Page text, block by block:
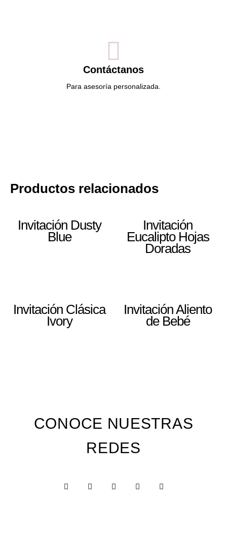
Contáctanos
Para asesoría personalizada.
Productos relacionados
Invitación Dusty
Blue
Invitación
Eucalipto Hojas
Doradas
Invitación Clásica
Ivory
Invitación Aliento
de Bebé
CONOCE NUESTRAS
REDES